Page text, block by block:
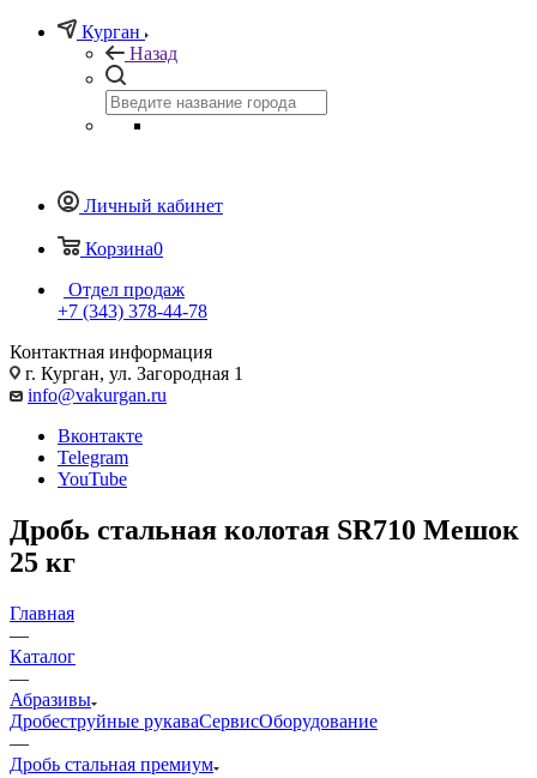
Курган
Назад
Личный кабинет
Корзина0
Отдел продаж
+7 (343) 378-44-78
Контактная информация
г. Курган, ул. Загородная 1
info@vakurgan.ru
Вконтакте
Telegram
YouTube
Дробь стальная колотая SR710 Мешок
25 кг
Главная
—
Каталог
—
Абразивы
Дробеструйные рукаваСервисОборудование
—
Дробь стальная премиум